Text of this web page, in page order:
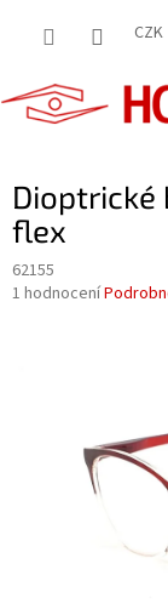
CZK
Dioptrické
flex
62155
Průměrné
hvězdiček.
1 hodnocení